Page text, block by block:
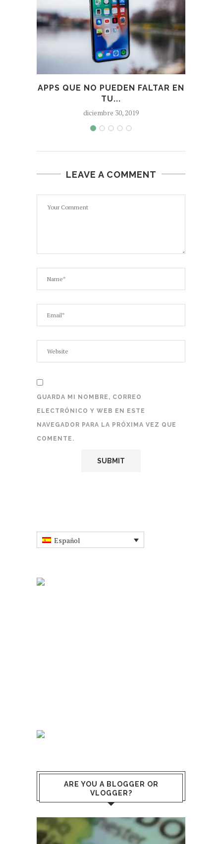
APPS QUE NO PUEDEN FALTAR EN
TU...
diciembre 30, 2019
LEAVE A COMMENT
GUARDA MI NOMBRE, CORREO
ELECTRÓNICO Y WEB EN ESTE
NAVEGADOR PARA LA PRÓXIMA VEZ QUE
COMENTE.
Español
ARE YOU A BLOGGER OR
VLOGGER?
Reproductor
de
vídeo